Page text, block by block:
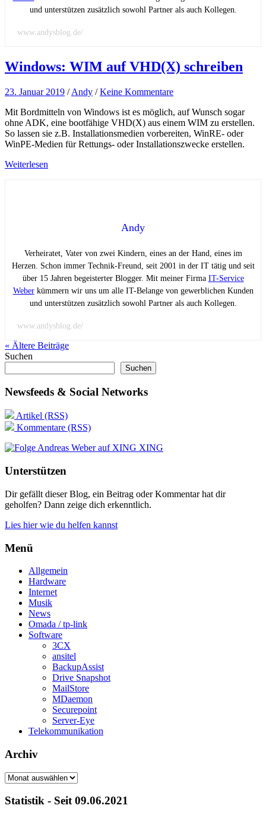
und unterstützen zusätzlich sowohl Partner als auch Kollegen.
www.andysblog.de/
Windows: WIM auf VHD(X) schreiben
23. Januar 2019 /Andy /Keine Kommentare
Mit Bordmitteln von Windows ist es möglich, auf Wunsch sogar
ohne ADK, eine bootfähige VHD(X) aus einem WIM zu erstellen.
So lassen sie z.B. Installationsmedien vorbereiten, WinRE- oder
WinPE-Medien für Rettungs- oder Installationszwecke erstellen.
Weiterlesen
Andy
Verheiratet, Vater von zwei Kindern, eines an der Hand, eines im
Herzen. Schon immer Technik-Freund, seit 2001 in der IT tätig und seit
über 15 Jahren begeisterter Blogger. Mit meiner Firma IT-Service
Weberkümmern wir uns um alle IT-Belange von gewerblichen Kunden
und unterstützen zusätzlich sowohl Partner als auch Kollegen.
www.andysblog.de/
« Ältere Beiträge
Suchen
Suchen
Newsfeeds & Social Networks
Artikel (RSS)
Kommentare (RSS)
XING
Unterstützen
Dir gefällt dieser Blog, ein Beitrag oder Kommentar hat dir
geholfen? Dann zeige dich erkenntlich.
Lies hier wie du helfen kannst
Menü
Allgemein
Hardware
Internet
Musik
News
Omada / tp-link
Software
3CX
ansitel
BackupAssist
Drive Snapshot
MailStore
MDaemon
Securepoint
Server-Eye
Telekommunikation
Archiv
Archiv
Statistik - Seit 09.06.2021